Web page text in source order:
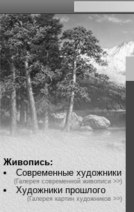
Живопись:
Современные художники
(Галерея современной живописи >>)
Художники прошлого
(Галерея картин художников >>)